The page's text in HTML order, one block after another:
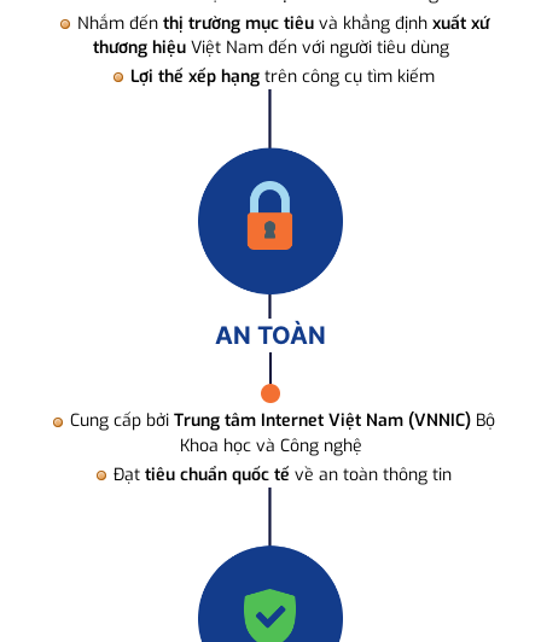
Nhắm đến thị trường mục tiêuvà khẳng định xuất xứ
thương hiệuViệt Nam đến với người tiêu dùng
Lợi thế xếp hạng trên công cụ tìm kiếm
AN TOÀN
Cung cấp bởi Trung tâm Internet Việt Nam (VNNIC) Bộ
Khoa học và Công nghệ
Đạt tiêu chuẩn quốc tế về an toàn thông tin